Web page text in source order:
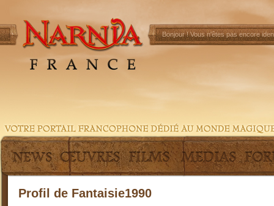
Bonjour !Vous n'êtes pas encore
Profil de Fantaisie1990